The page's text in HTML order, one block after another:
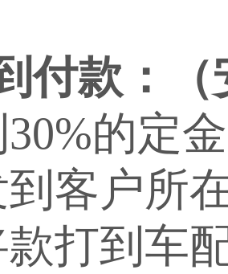
付款：
的定
客户所
打到车